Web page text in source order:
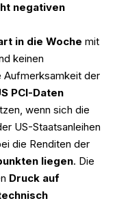
negativen
in die Woche mit
keinen
Aufmerksamkeit der
PCI-Daten
wenn sich die
US-Staatsanleihen
die Renditen der
liegen. Die
Druck auf